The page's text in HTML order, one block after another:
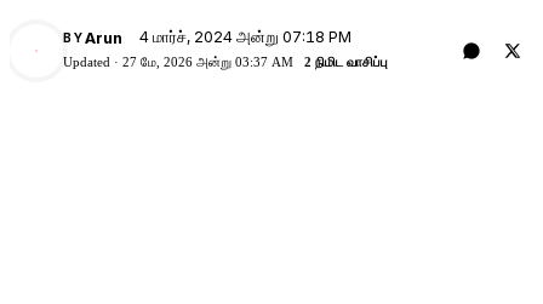
A
BYArun 4 மார்ச், 2024 அன்று 07:18 PM
Updated · 27 மே, 2026 அன்று 03:37 AM 2 நிமிட வாசிப்பு